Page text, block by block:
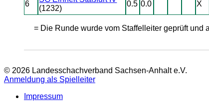
6
(1232)
0.5 0.0 X
= Die Runde wurde vom Staffelleiter geprüft und
© 2026 Landesschachverband Sachsen-Anhalt e.V.
Anmeldung als Spielleiter
Impressum